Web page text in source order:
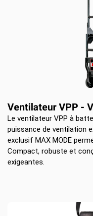
Ventilateur VPP -
Le ventilateur VPP à
puissance de ventilation
exclusif MAX MODE
Compact, robuste et
exigeantes.